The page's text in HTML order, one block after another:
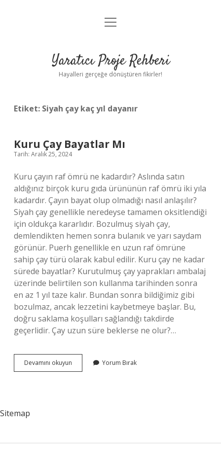
Anasayfa
Yasal Uyarı
menüyü
Yaratıcı Proje Rehberi
Hayalleri gerçeğe dönüştüren fikirler!
Etiket: Siyah çay kaç yıl dayanır
Kuru Çay Bayatlar Mı
Tarih: Aralık 25, 2024
Kuru çayın raf ömrü ne kadardır? Aslında satın
aldığınız birçok kuru gıda ürününün raf ömrü iki yıla
kadardır. Çayın bayat olup olmadığı nasıl anlaşılır?
Siyah çay genellikle neredeyse tamamen oksitlendiği
için oldukça kararlıdır. Bozulmuş siyah çay,
demlendikten hemen sonra bulanık ve yarı saydam
görünür. Puerh genellikle en uzun raf ömrüne
sahip çay türü olarak kabul edilir. Kuru çay ne kadar
sürede bayatlar? Kurutulmuş çay yaprakları ambalaj
üzerinde belirtilen son kullanma tarihinden sonra
en az 1 yıl taze kalır. Bundan sonra bildiğimiz gibi
bozulmaz, ancak lezzetini kaybetmeye başlar. Bu,
doğru saklama koşulları sağlandığı takdirde
geçerlidir. Çay uzun süre beklerse ne olur?…
Devamını okuyun
Çay
Yorum Bırak
Sitemap